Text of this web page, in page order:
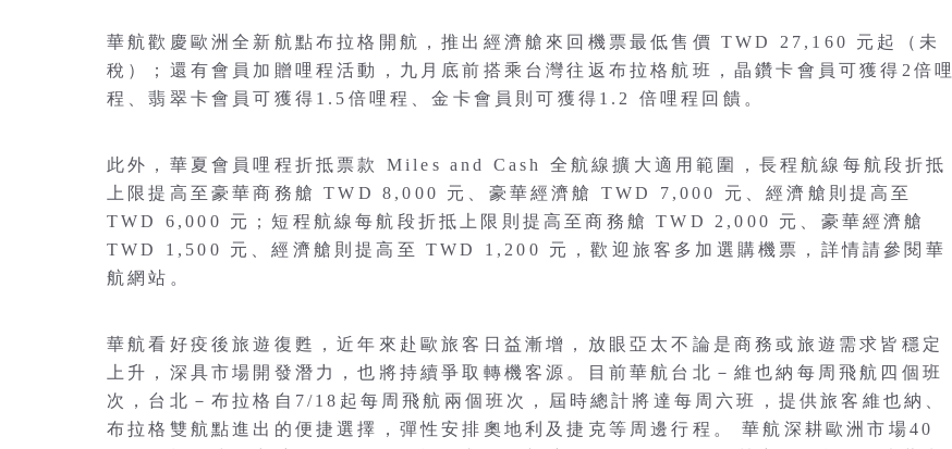
華航歡慶歐洲全新航點布拉格開航，推出經濟艙來回機票最低售價 TWD 27,160 元起（未
稅）；還有會員加贈哩程活動，九月底前搭乘台灣往返布拉格航班，晶鑽卡會員可獲得2倍哩
程、翡翠卡會員可獲得1.5倍哩程、金卡會員則可獲得1.2 倍哩程回饋。
此外，華夏會員哩程折抵票款 Miles and Cash 全航線擴大適用範圍，長程航線每航段折抵
上限提高至豪華商務艙 TWD 8,000 元、豪華經濟艙 TWD 7,000 元、經濟艙則提高至
TWD 6,000 元；短程航線每航段折抵上限則提高至商務艙 TWD 2,000 元、豪華經濟艙
TWD 1,500 元、經濟艙則提高至 TWD 1,200 元，歡迎旅客多加選購機票，詳情請參閱華
航網站。
華航看好疫後旅遊復甦，近年來赴歐旅客日益漸增，放眼亞太不論是商務或旅遊需求皆穩定
上升，深具市場開發潛力，也將持續爭取轉機客源。目前華航台北－維也納每周飛航四個班
次，台北－布拉格自7/18起每周飛航兩個班次，屆時總計將達每周六班，提供旅客維也納、
布拉格雙航點進出的便捷選擇，彈性安排奧地利及捷克等周邊行程。 華航深耕歐洲市場40